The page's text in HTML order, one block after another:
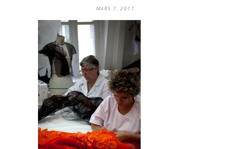
MARS 7, 2011